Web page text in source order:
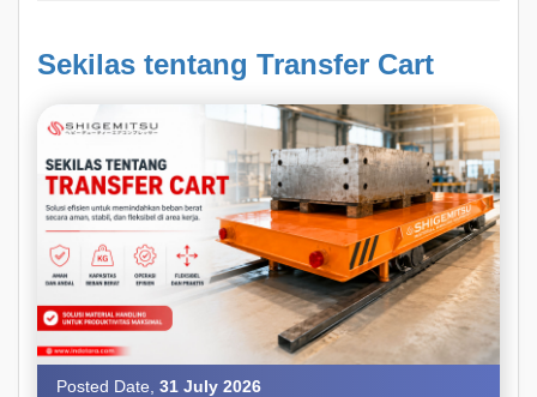
Sekilas tentang Transfer Cart
Posted Date, 31 July 2026